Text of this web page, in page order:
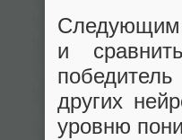
Следующим
и
других
уровню